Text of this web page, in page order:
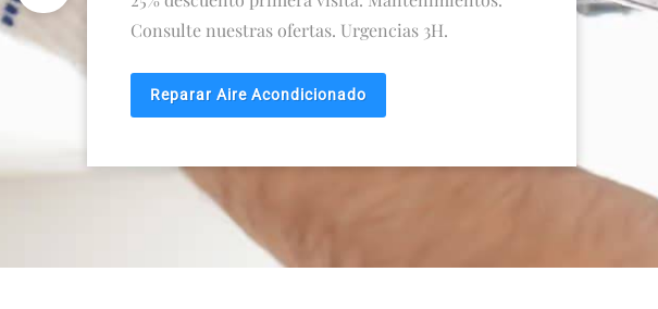
Consulte nuestras ofertas. Urgencias 3H.
Reparar Aire Acondicionado